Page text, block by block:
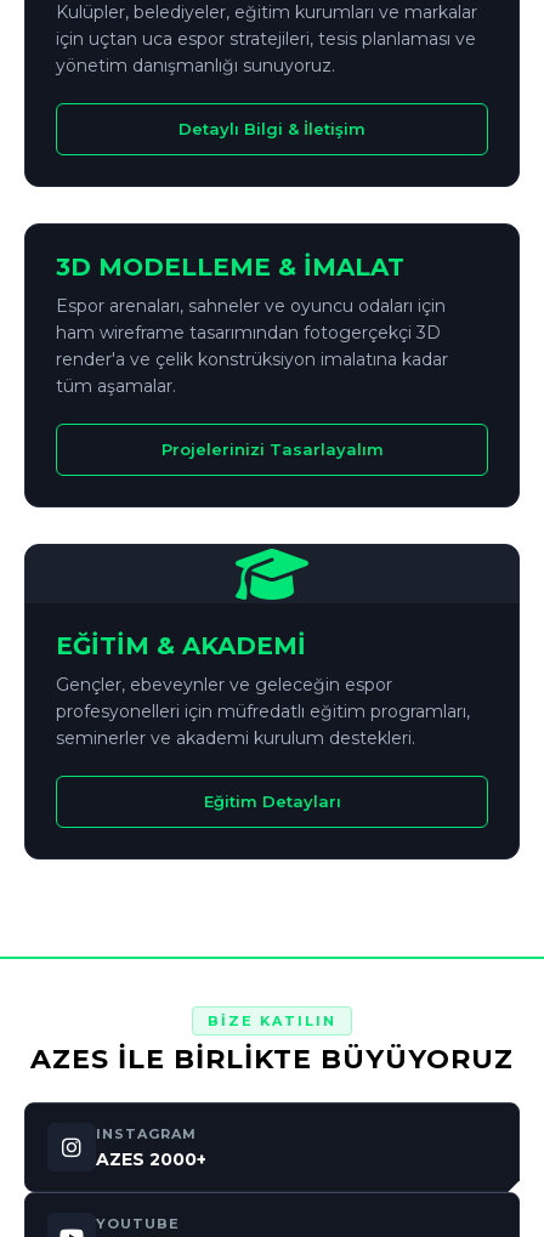
Kulüpler, belediyeler, eğitim kurumları ve markalar
için uçtan uca espor stratejileri, tesis planlaması ve
yönetim danışmanlığı sunuyoruz.
Detaylı Bilgi & İletişim
↔
ÖNCE
3D MODELLEME & İMALAT
Espor arenaları, sahneler ve oyuncu odaları için
ham wireframe tasarımından fotogerçekçi 3D
render'a ve çelik konstrüksiyon imalatına kadar
tüm aşamalar.
Projelerinizi Tasarlayalım
EĞİTİM & AKADEMİ
Gençler, ebeveynler ve geleceğin espor
profesyonelleri için müfredatlı eğitim programları,
seminerler ve akademi kurulum destekleri.
Eğitim Detayları
BİZE KATILIN
AZES İLE BİRLİKTE BÜYÜYORUZ
INSTAGRAM
AZES 2000+
YOUTUBE